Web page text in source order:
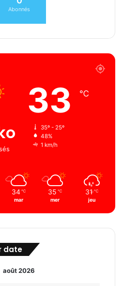
Abonnés
33 ℃
35º - 25º
48%
1 km/h
34 ℃
mar
35 ℃
mer
31 ℃
jeu
date
août 2026